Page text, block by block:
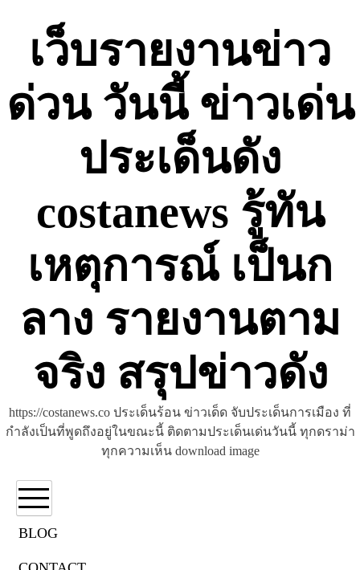
เว็บรายงานข่าว
ด่วน วันนี้ ข่าวเด่น
ประเด็นดัง
costanews รู้ทัน
เหตุการณ์ เป็นก
ลาง รายงานตาม
จริง สรุปข่าวดัง
https://costanews.co ประเด็นร้อน ข่าวเด็ด จับประเด็นการเมือง ที่
กำลังเป็นที่พูดถึงอยู่ในขณะนี้ ติดตามประเด็นเด่นวันนี้ ทุกดราม่า
ทุกความเห็น download image
BLOG